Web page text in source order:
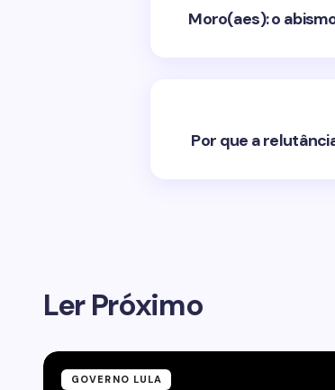
Moro(aes): o
Por que a
Ler Próximo
GOVERNO LULA